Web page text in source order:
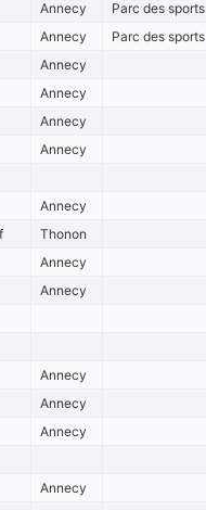
Annecy
Parc des sports
Annecy
Parc des sports
Annecy
Annecy
Annecy
Annecy
Annecy
Thonon
Annecy
Annecy
Annecy
Annecy
Annecy
Annecy